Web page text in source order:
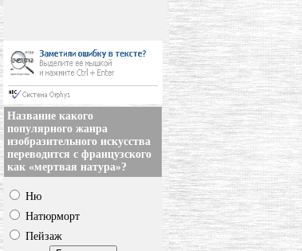
Название какого
популярного жанра
изобразительного искусства
переводится с французского
как «мертвая натура»?
Ню
Натюрморт
Пейзаж